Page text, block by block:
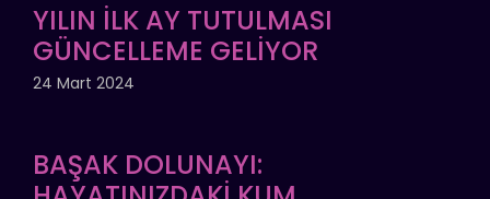
YILIN İLK AY TUTULMASI
GÜNCELLEME GELİYOR
24 Mart 2024
BAŞAK DOLUNAYI: